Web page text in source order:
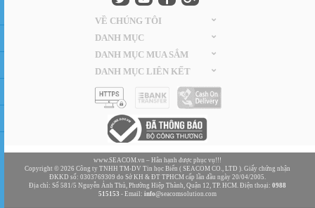
VỀ CHÚNG TÔI
DANH MỤC
DANH MỤC MUA SẮM
DANH MỤC LIÊN KẾT
www.SEACOM.vn – Hân hạnh được phục vụ!!!
Copyright © 2026 Công ty TNHH TM-DV Tin học Biển ( SEACOM CO., LTD ). Giấy chứng nhận
ĐKKD số: 0303769309 do Sở KH & ĐT TPHCM cấp lần đầu ngày 20/04/2005.
Địa chỉ: Số 581/5 Nguyễn Ảnh Thủ, Phường Hiệp Thành, Quận 12, TP. HCM. Điện thoại: 0988
515153 - Email: info@seacomsolution.com